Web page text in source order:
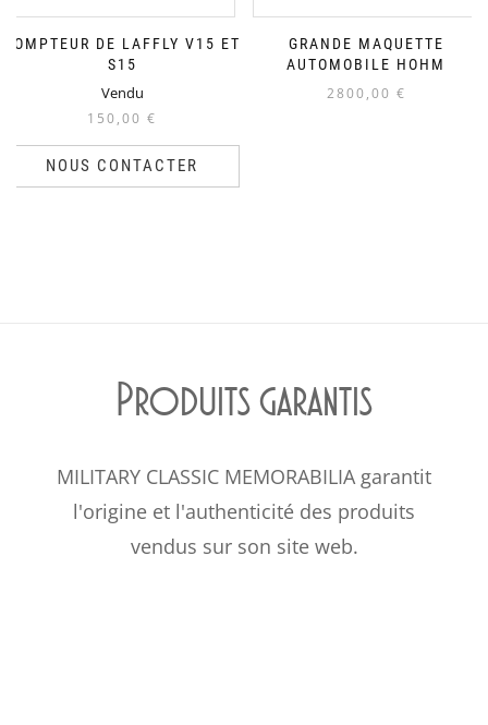
COMPTEUR DE LAFFLY V15 ET
S15
Vendu
150,00 €
NOUS CONTACTER
GRANDE MAQUETTE
AUTOMOBILE HOHM
2800,00 €
Produits garantis
MILITARY CLASSIC MEMORABILIA garantit
l'origine et l'authenticité des produits
vendus sur son site web.